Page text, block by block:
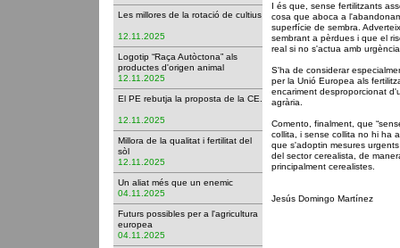
Les millores de la rotació de cultius
12.11.2025
Logotip “Raça Autòctona” als
productes d'origen animal
12.11.2025
El PE rebutja la proposta de la CE.
12.11.2025
Millora de la qualitat i fertilitat del
sòl
12.11.2025
Un aliat més que un enemic
04.11.2025
Futurs possibles per a l'agricultura
europea
04.11.2025
I és que, sense fertilitzants
cosa que aboca a
superfície de sembra.
sembrant a pèrdues i que el
real si no s'actua amb
S'ha de considerar
per la Unió Europea als
encariment desproporcionat
agrària.
Comento, finalment, que
collita, i sense collita no hi ha
que s'adoptin mesures
del sector cerealista, de
principalment cerealistes.
Jesús Domingo Martínez